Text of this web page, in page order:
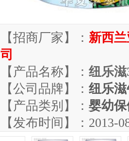
【招商厂家】： 新西
司
【产品名称】： 纽乐
【公司品牌】： 纽乐
【产品类别】： 婴幼
【发布时间】：2013-